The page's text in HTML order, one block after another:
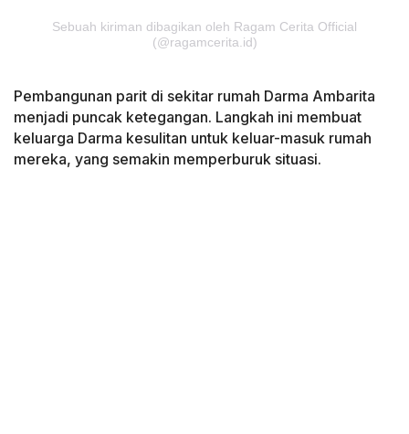
Sebuah kiriman dibagikan oleh Ragam Cerita Official
(@ragamcerita.id)
Pembangunan parit di sekitar rumah Darma Ambarita
menjadi puncak ketegangan. Langkah ini membuat
keluarga Darma kesulitan untuk keluar-masuk rumah
mereka, yang semakin memperburuk situasi.